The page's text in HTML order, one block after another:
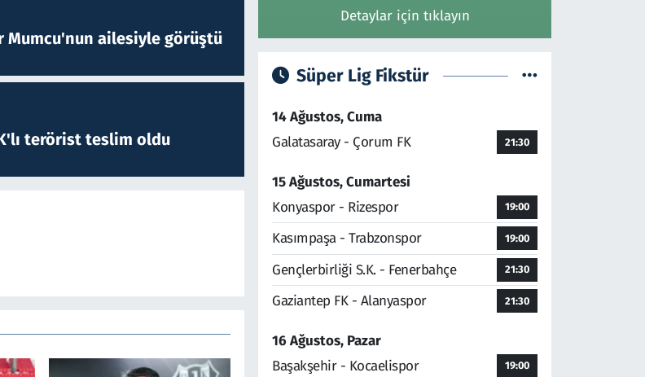
Mumcu'nun ailesiyle görüştü
terörist teslim oldu
Detaylar için tıklayın
Süper Lig Fikstür
14 Ağustos, Cuma
Galatasaray - Çorum FK
21:30
15 Ağustos, Cumartesi
Konyaspor - Rizespor
19:00
Kasımpaşa - Trabzonspor 19:00
Gençlerbirliği S.K. - Fenerbahçe 21:30
Gaziantep FK - Alanyaspor 21:30
16 Ağustos, Pazar
Başakşehir - Kocaelispor
19:00